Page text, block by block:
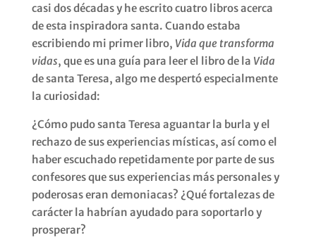
casi dos décadas y he escrito cuatro libros acerca
de esta inspiradora santa. Cuando estaba
escribiendo mi primer libro, Vida que transforma
vidas, que es una guía para leer el libro de la Vida
de santa Teresa, algo me despertó especialmente
la curiosidad:
¿Cómo pudo santa Teresa aguantar la burla y el
rechazo de sus experiencias místicas, así como el
haber escuchado repetidamente por parte de sus
confesores que sus experiencias más personales y
poderosas eran demoniacas? ¿Qué fortalezas de
carácter la habrían ayudado para soportarlo y
prosperar?